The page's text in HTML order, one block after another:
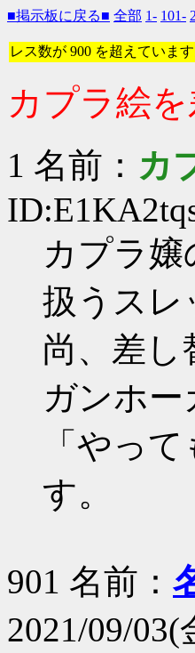
■掲示板に戻る■ 全部 1- 101-
レス数が 900 を超えていま
カプラ絵
1 名前： カ
カプラ
扱うスレ
尚、差し
ガンホ
「やっ
す。
901 名前：
2021/09/